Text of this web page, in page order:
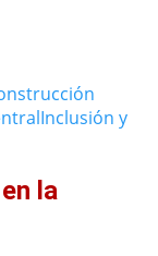
Inclusión y
la